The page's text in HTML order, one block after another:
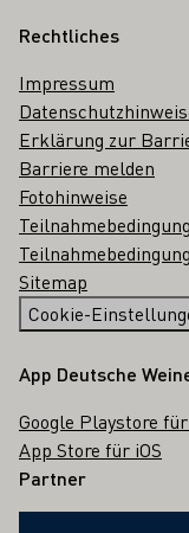
Rechtliches
Impressum
Erklärung zur
Barriere melden
Fotohinweise
Sitemap
Cookie-
App Deutsche
Google Playstore
App Store für iOS
Partner